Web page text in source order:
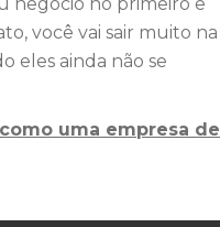
negócio no primeiro e
você vai sair muito na
eles ainda não se
uma empresa de